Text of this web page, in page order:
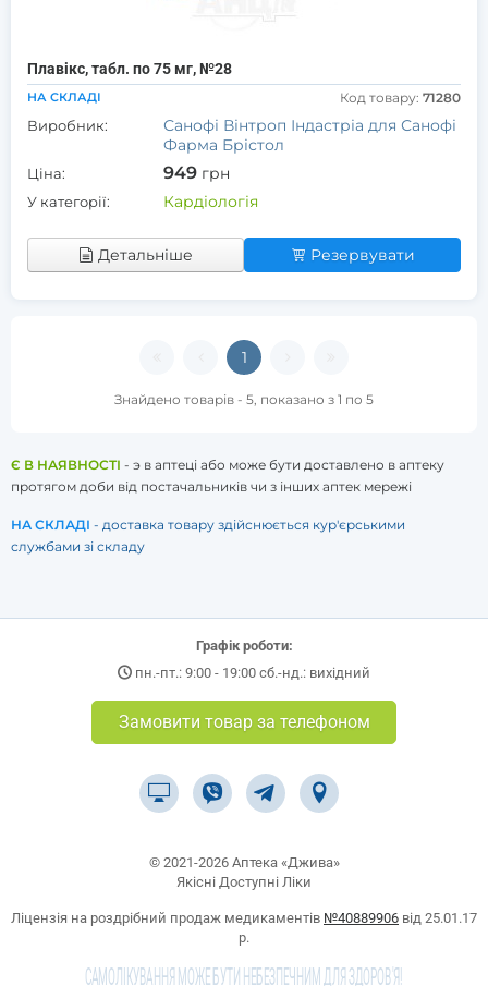
Плавікс, табл. по 75 мг, №28
НА СКЛАДІ Код товару: 71280
Виробник:
Санофі Вінтроп Індастріа для Санофі
Фарма Брістол
Ціна: 949 грн
У категорії: Кардіологія
Детальніше Резервувати
1
Знайдено товарів - 5, показано з 1 по 5
Є В НАЯВНОСТІ - э в аптеці або може бути доставлено в аптеку
протягом доби від постачальників чи з інших аптек мережі
НА СКЛАДІ - доставка товару здійснюється кур'єрськими
службами зі складу
Графік роботи:
пн.-пт.: 9:00 - 19:00 сб.-нд.: вихідний
Замовити товар за телефоном
© 2021-2026 Аптека «Джива»
Якісні Доступні Ліки
Ліцензія на роздрібний продаж медикаментів №40889906 від 25.01.17
р.
САМОЛІКУВАННЯ МОЖЕ БУТИ НЕБЕЗПЕЧНИМ ДЛЯ ЗДОРОВ'Я!